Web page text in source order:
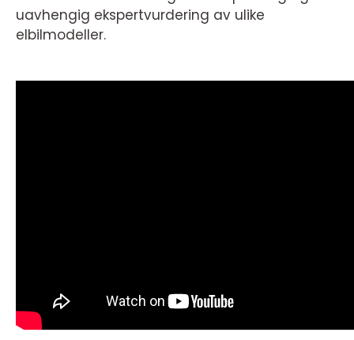
uavhengig ekspertvurdering av ulike
elbilmodeller.